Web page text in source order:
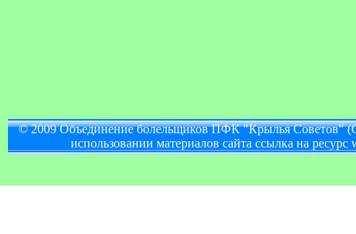
© 2009 Объединение болельщиков ПФК "Крылья
использовании материалов сайта ссылка на ресурс